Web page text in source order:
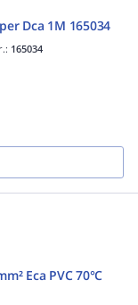
Dca 1M 165034
165034
Eca PVC 70°C